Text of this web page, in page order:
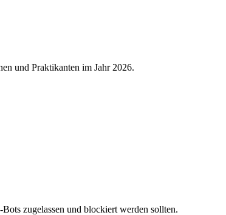
und Praktikanten im Jahr 2026.
zugelassen und blockiert werden sollten.